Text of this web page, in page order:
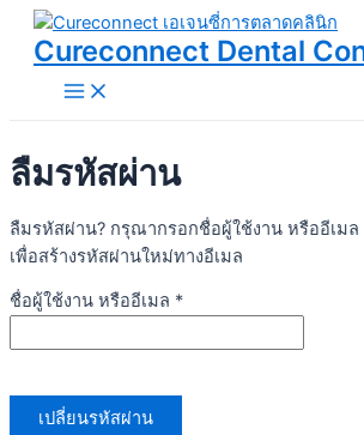
Skip
content
Cureconnect Dental
Menu
ลืมรหัสผ่าน
ลืมรหัสผ่าน? กรุณากรอกชื่อผู้ใช้งาน หรืออีเม
เพื่อสร้างรหัสผ่านใหม่ทางอีเมล
ชื่อผู้ใช้งาน หรืออีเมล *
ต้องการ
เปลี่ยนรหัสผ่าน